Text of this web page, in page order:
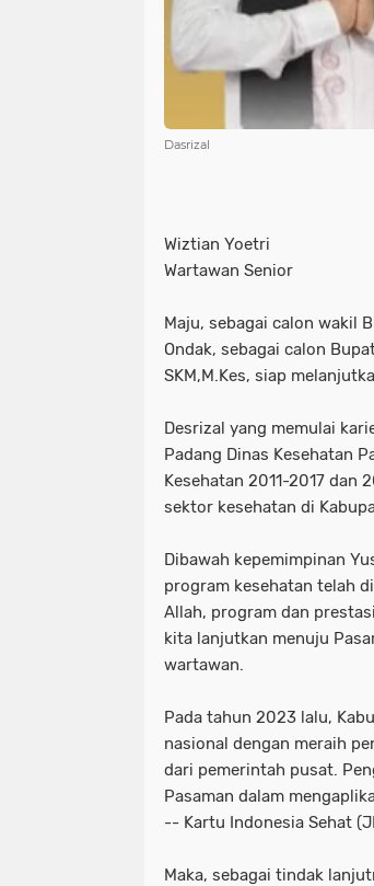
Dasrizal
Wiztian Yoetri
Wartawan Senior
Maju, sebagai calon wakil
Ondak, sebagai calon
SKM,M.Kes, siap
Desrizal yang memulai
Padang Dinas Kesehatan
Kesehatan 2011-2017 dan
sektor kesehatan di
Dibawah kepemimpinan
program kesehatan telah
Allah, program dan
kita lanjutkan menuju
wartawan.
Pada tahun 2023 lalu,
nasional dengan meraih
dari pemerintah pusat.
Pasaman dalam
-- Kartu Indonesia Sehat
Maka, sebagai tindak